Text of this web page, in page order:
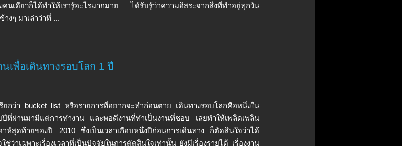
เดียวก็ได้ทำให้เรารู้อะไรมากมาย ได้รับรู้ว่าความอิสระจากสิ่งที่ทำอยู่ทุกวัน
งๆ มาเล่าว่าที่ ...
เพื่อเดินทางรอบโลก 1 ปี
ยกว่า bucket list หรือรายการที่อยากจะทำก่อนตาย เดินทางรอบโลกคือหนึ่งใน
ที่ผ่านมามีแต่การทำงาน และพอดีงานที่ทำเป็นงานที่ชอบ เลยทำให้เพลิดเพลิน
ห์สุดท้ายของปี 2010 ซึ่งเป็นเวลาเกือบหนึ่งปีก่อนการเดินทาง ก็ตัดสินใจว่าได้
ช่ว่าเฉพาะเรื่องเวลาที่เป็นปัจจัยในการตัดสินใจเท่านั้น ยังมีเรื่องรายได้ เรื่องงาน